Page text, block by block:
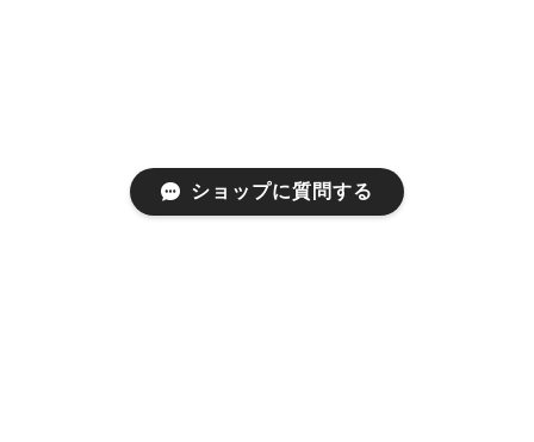
ショップに質問する